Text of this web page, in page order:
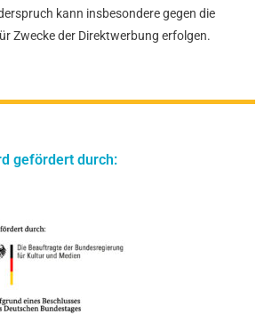
kann insbesondere gegen die
Zwecke der Direktwerbung erfolgen.
gefördert durch: